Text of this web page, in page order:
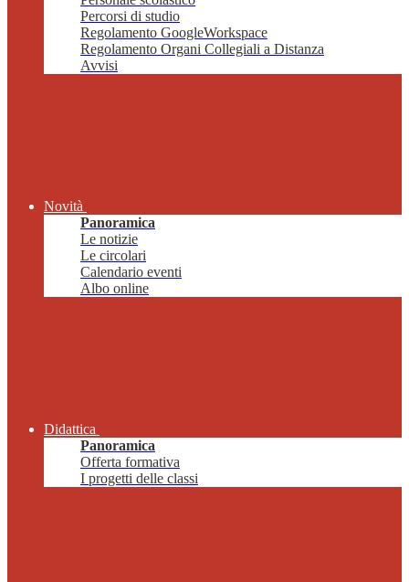
Percorsi di studio
Regolamento GoogleWorkspace
Regolamento Organi Collegiali a Distanza
Avvisi
Novità
Panoramica
Le notizie
Le circolari
Calendario eventi
Albo online
Didattica
Panoramica
Offerta formativa
I progetti delle classi